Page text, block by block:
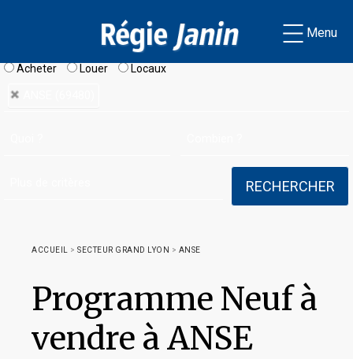
Menu
Acheter Louer Locaux
ACCUEIL > SECTEUR GRAND LYON > ANSE
Programme Neuf à
vendre à ANSE